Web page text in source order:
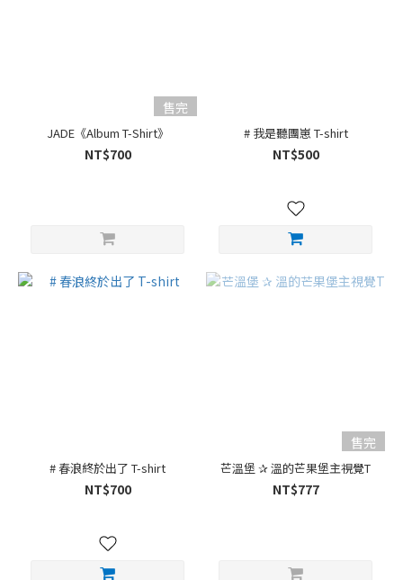
售完
JADE《Album T-Shirt》
NT$700
# 我是聽團崽 T-shirt
NT$500
# 春浪終於出了 T-shirt
NT$700
售完
芒溫堡 ✰ 溫的芒果堡主視覺T
NT$777